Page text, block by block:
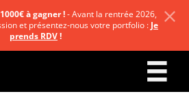
à gagner !- Avant la rentrée 2026,
et présentez-nous votre portfolio : Je
prends RDV!